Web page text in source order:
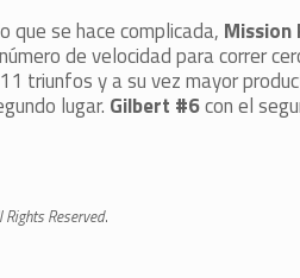
que se hace complicada,
de velocidad para correr
triunfos y a su vez mayor
lugar. Gilbert #6con el
Reserved.